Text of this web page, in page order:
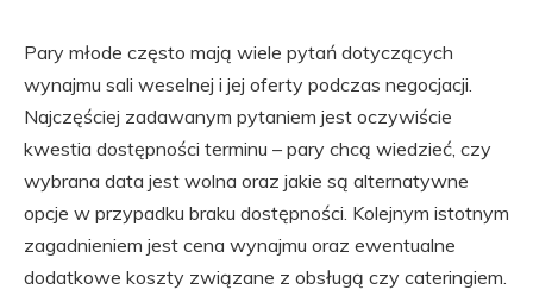
Pary młode często mają wiele pytań dotyczących
wynajmu sali weselnej i jej oferty podczas negocjacji.
Najczęściej zadawanym pytaniem jest oczywiście
kwestia dostępności terminu – pary chcą wiedzieć, czy
wybrana data jest wolna oraz jakie są alternatywne
opcje w przypadku braku dostępności. Kolejnym istotnym
zagadnieniem jest cena wynajmu oraz ewentualne
dodatkowe koszty związane z obsługą czy cateringiem.